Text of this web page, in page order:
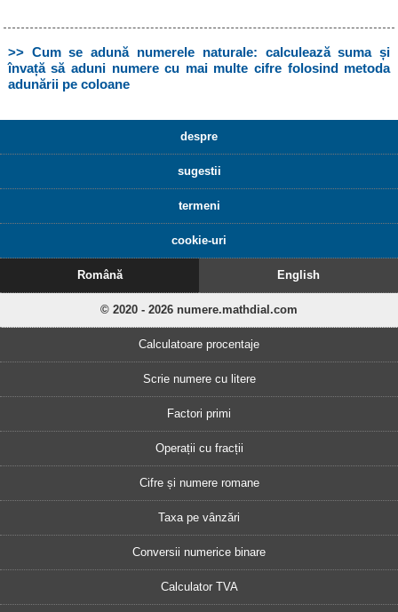
>> Cum se adună numerele naturale: calculează suma și
învață să aduni numere cu mai multe cifre folosind metoda
adunării pe coloane
despre
sugestii
termeni
cookie-uri
Română English
© 2020 - 2026 numere.mathdial.com
Calculatoare procentaje
Scrie numere cu litere
Factori primi
Operații cu fracții
Cifre și numere romane
Taxa pe vânzări
Conversii numerice binare
Calculator TVA